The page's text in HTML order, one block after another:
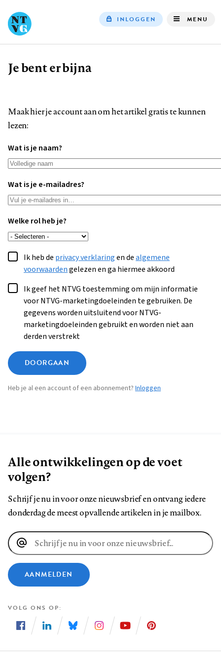
INLOGGEN MENU
Kruimelpad
Je bent er bijna
Maak hier je account aan om het artikel gratis te kunnen
lezen:
Wat is je naam?
Wat is je e-mailadres?
Welke rol heb je?
Ik heb de privacy verklaringen dealgemene
voorwaardengelezen en ga hiermee akkoord
Ik geef het NTVG toestemming om mijn informatie
voor NTVG-marketingdoeleinden te gebruiken. De
gegevens worden uitsluitend voor NTVG-
marketingdoeleinden gebruikt en worden niet aan
derden verstrekt
DOORGAAN
Heb je al een account of een abonnement? Inloggen
Alle ontwikkelingen op de voet
volgen?
Schrijf je nu in voor onze nieuwsbrief en ontvang iedere
donderdag de meest opvallende artikelen in je mailbox.
E-
mailadres
AANMELDEN
VOLG ONS OP
ons
ons
ons
ons
ons
ons